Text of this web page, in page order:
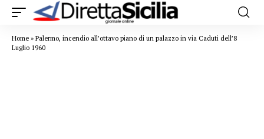
Home » Palermo, incendio all’ottavo piano di un palazzo in via Caduti dell’8
Luglio 1960